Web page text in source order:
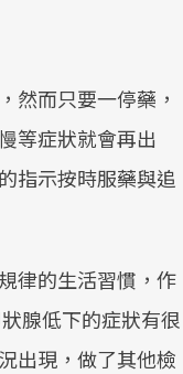
然而只要一停藥，
等症狀就會再出
指示按時服藥與追
律的生活習慣，作
腺低下的症狀有很
出現，做了其他檢